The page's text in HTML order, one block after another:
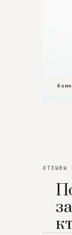
ОТЗЫВЫ